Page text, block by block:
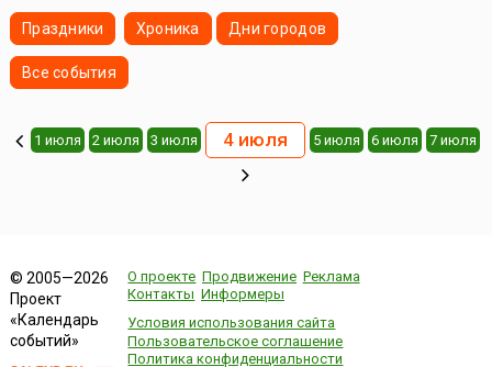
Праздники Хроника Дни городов
Все события
1 июля 2 июля 3 июля 4 июля 5 июля 6 июля 7 июля
© 2005—2026
Проект
«Календарь
событий»
О проекте Продвижение Реклама
Контакты Информеры
Условия использования сайта
Пользовательское соглашение
Политика конфиденциальности